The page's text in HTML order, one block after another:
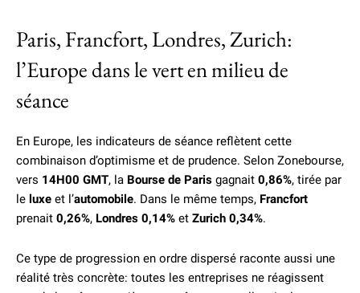
Paris, Francfort, Londres, Zurich:
l’Europe dans le vert en milieu de
séance
En Europe, les indicateurs de séance reflètent cette
combinaison d’optimisme et de prudence. Selon Zonebourse,
vers 14H00 GMT, la Bourse de Paris gagnait 0,86%, tirée par
le luxe et l’automobile. Dans le même temps, Francfort
prenait 0,26%, Londres 0,14% et Zurich 0,34%.
Ce type de progression en ordre dispersé raconte aussi une
réalité très concrète: toutes les entreprises ne réagissent